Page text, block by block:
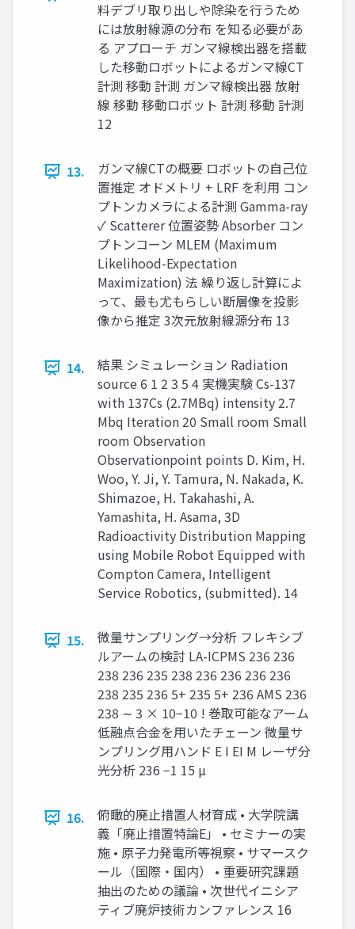
料デブリ取り出しや除染を行うため
には放射線源の分布 を知る必要があ
る アプローチ ガンマ線検出器を搭載
した移動ロボットによるガンマ線CT
計測 移動 計測 ガンマ線検出器 放射
線 移動 移動ロボット 計測 移動 計測
12
13.
ガンマ線CTの概要 ロボットの自己位
置推定 オドメトリ + LRF を利用 コン
プトンカメラによる計測 Gamma-ray
✓ Scatterer 位置姿勢 Absorber コン
プトンコーン MLEM (Maximum
Likelihood-Expectation
Maximization) 法 繰り返し計算によ
って、最も尤もらしい断層像を投影
像から推定 3次元放射線源分布 13
14.
結果 シミュレーション Radiation
source 6 1 2 3 5 4 実機実験 Cs-137
with 137Cs (2.7MBq) intensity 2.7
Mbq Iteration 20 Small room Small
room Observation
Observationpoint points D. Kim, H.
Woo, Y. Ji, Y. Tamura, N. Nakada, K.
Shimazoe, H. Takahashi, A.
Yamashita, H. Asama, 3D
Radioactivity Distribution Mapping
using Mobile Robot Equipped with
Compton Camera, Intelligent
Service Robotics, (submitted). 14
15.
微量サンプリング→分析 フレキシブ
ルアームの検討 LA-ICPMS 236 236
238 236 235 238 236 236 236 236
238 235 236 5+ 235 5+ 236 AMS 236
238 ∼ 3 × 10−10 ! 巻取可能なアーム
低融点合金を用いたチェーン 微量サ
ンプリング用ハンド E I EI M レーザ分
光分析 236 −1 15 µ
16.
俯瞰的廃止措置人材育成 • 大学院講
義「廃止措置特論E」 • セミナーの実
施 • 原子力発電所等視察 • サマースク
ール（国際・国内） • 重要研究課題
抽出のための議論 • 次世代イニシア
ティブ廃炉技術カンファレンス 16